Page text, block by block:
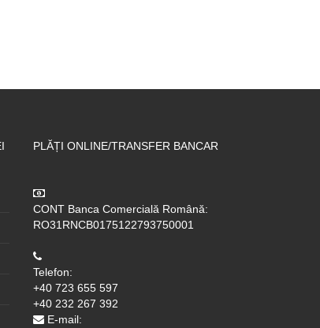
PLĂȚI ONLINE/TRANSFER BANCAR
CONT Banca Comercială Română:
RO31RNCB0175122793750001
Telefon:
+40 723 655 597
+40 232 267 392
E-mail: